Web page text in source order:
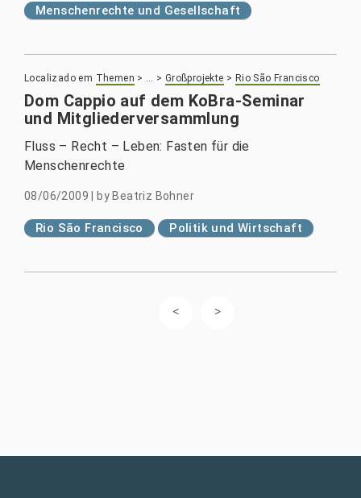
Menschenrechte und Gesellschaft
Localizado em Themen > … > Großprojekte > Rio São Francisco
Dom Cappio auf dem KoBra-Seminar
und Mitgliederversammlung
Fluss – Recht – Leben: Fasten für die
Menschenrechte
08/06/2009 by Beatriz Bohner
Rio São Francisco Politik und Wirtschaft